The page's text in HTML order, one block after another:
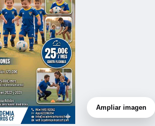
Ampliar imagen